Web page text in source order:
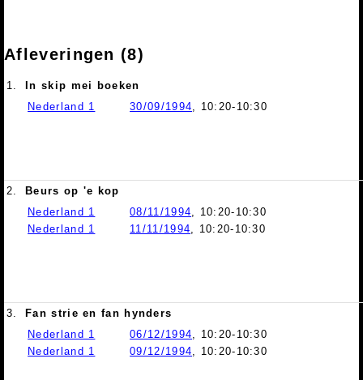
Afleveringen (8)
1.
In skip mei boeken
Nederland 1
30/09/1994 , 10:20-10:30
2.
Beurs op 'e kop
Nederland 1
08/11/1994 , 10:20-10:30
Nederland 1
11/11/1994 , 10:20-10:30
3.
Fan strie en fan hynders
Nederland 1
06/12/1994 , 10:20-10:30
Nederland 1
09/12/1994 , 10:20-10:30